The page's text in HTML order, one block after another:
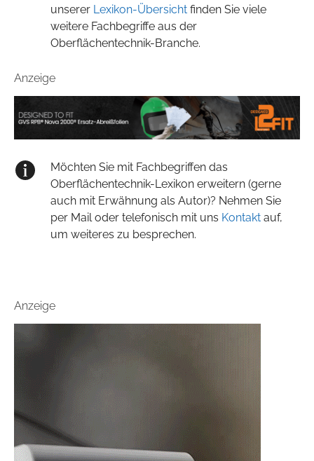
unserer Lexikon-Übersicht finden Sie viele
weitere Fachbegriffe aus der
Oberflächentechnik-Branche.
Anzeige
Möchten Sie mit Fachbegriffen das
Oberflächentechnik-Lexikon erweitern (gerne
auch mit Erwähnung als Autor)? Nehmen Sie
per Mail oder telefonisch mit uns Kontakt auf,
um weiteres zu besprechen.
Anzeige